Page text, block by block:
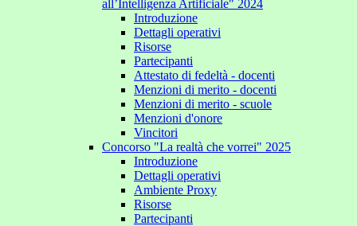
all’Intelligenza Artificiale" 2024
Introduzione
Dettagli operativi
Risorse
Partecipanti
Attestato di fedeltà - docenti
Menzioni di merito - docenti
Menzioni di merito - scuole
Menzioni d'onore
Vincitori
Concorso "La realtà che vorrei" 2025
Introduzione
Dettagli operativi
Ambiente Proxy
Risorse
Partecipanti